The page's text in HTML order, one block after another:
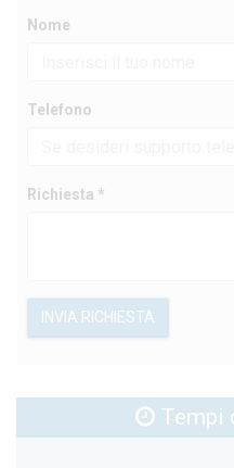
Nome
Telefono
Richiesta *
INVIA RICHIESTA
Tempi